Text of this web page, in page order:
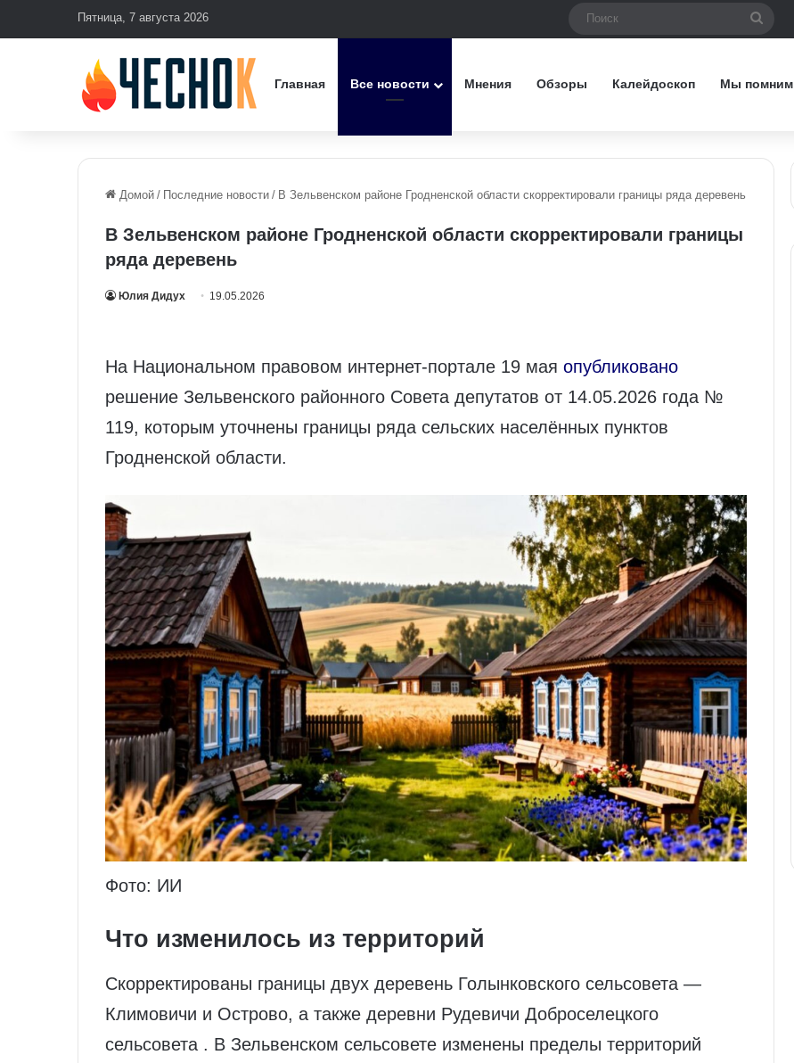
Пятница, 7 августа 2026
Главная Все новости Мнения Обзоры Калейдоскоп Мы помним
Домой / Последние новости / В Зельвенском районе Гродненской области скорректировали границы ряда деревень
В Зельвенском районе Гродненской области скорректировали границы
ряда деревень
Юлия Дидух 19.05.2026
На Национальном правовом интернет‑портале 19 мая опубликовано
решение Зельвенского районного Совета депутатов от 14.05.2026 года №
119, которым уточнены границы ряда сельских населённых пунктов
Гродненской области.
Фото: ИИ
Что изменилось из территорий
Скорректированы границы двух деревень Голынковского сельсовета —
Климовичи и Острово, а также деревни Рудевичи Доброселецкого
сельсовета . В Зельвенском сельсовете изменены пределы территорий